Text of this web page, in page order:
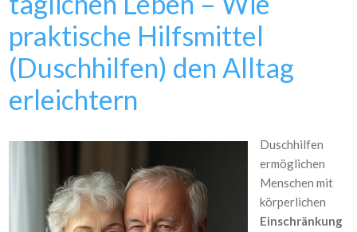
praktische Hilfsmittel
(Duschhilfen) den Alltag
erleichtern
Duschhilfen
ermöglichen
Menschen mit
körperlichen
Einschränkung